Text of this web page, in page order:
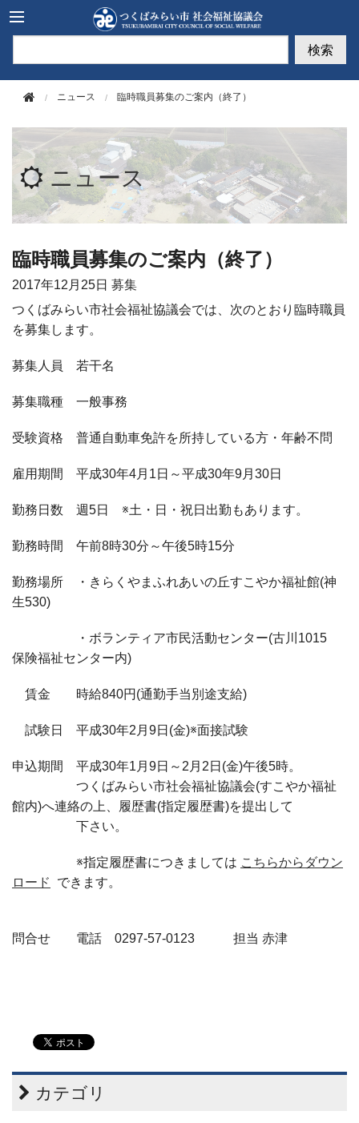
検索
ニュース 臨時職員募集のご案内（終了）
ニュース
臨時職員募集のご案内（終了）
2017年12月25日 募集
つくばみらい市社会福祉協議会では、次のとおり臨時職員
を募集します。
募集人員 若干名
募集職種 一般事務
受験資格 普通自動車免許を所持している方・年齢不問
雇用期間 平成30年4月1日～平成30年9月30日
勤務日数 週5日 ※土・日・祝日出勤もあります。
勤務時間 午前8時30分～午後5時15分
勤務場所 ・きらくやまふれあいの丘すこやか福祉館(神
生530)
・ボランティア市民活動センター(古川1015
保険福祉センター内)
賃金 時給840円(通勤手当別途支給)
試験日 平成30年2月9日(金)※面接試験
申込期間 平成30年1月9日～2月2日(金)午後5時。
つくばみらい市社会福祉協議会(すこやか福祉
館内)へ連絡の上、履歴書(指定履歴書)を提出して
下さい。
※指定履歴書につきましては こちらからダウン
ロード
できます。
問合せ 電話 0297-57-0123 担当 赤津
カテゴリ